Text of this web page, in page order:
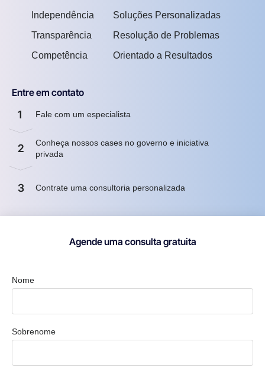
Independência
Transparência
Competência
Soluções Personalizadas
Resolução de Problemas
Orientado a Resultados
Entre em contato
1 Fale com um especialista
2
Conheça nossos cases no governo e iniciativa
privada
3 Contrate uma consultoria personalizada
Agende uma consulta gratuita
Nome
Sobrenome